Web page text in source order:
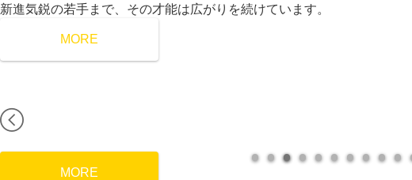
新進気鋭の若手まで、その才能は広がりを続けています。
MORE
MORE